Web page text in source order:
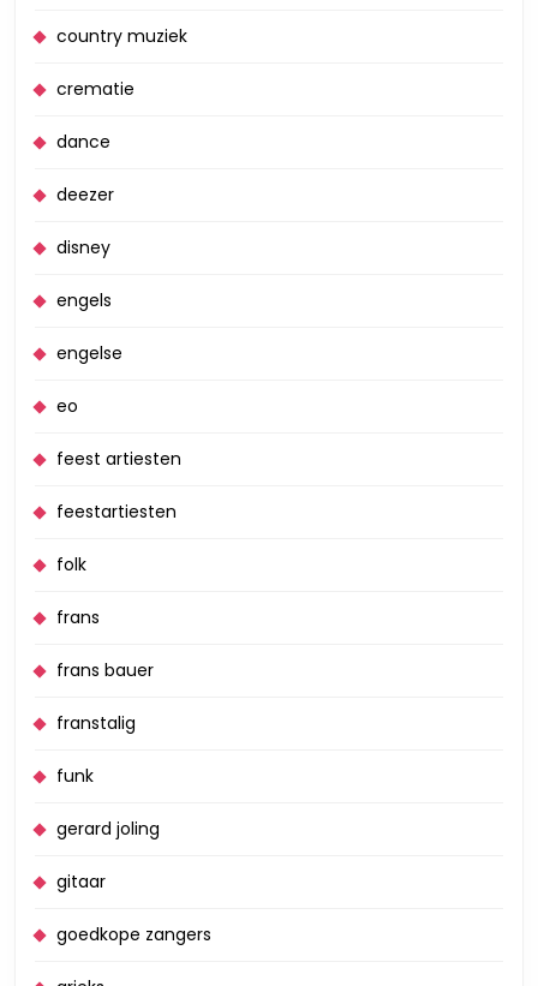
country muziek
crematie
dance
deezer
disney
engels
engelse
eo
feest artiesten
feestartiesten
folk
frans
frans bauer
franstalig
funk
gerard joling
gitaar
goedkope zangers